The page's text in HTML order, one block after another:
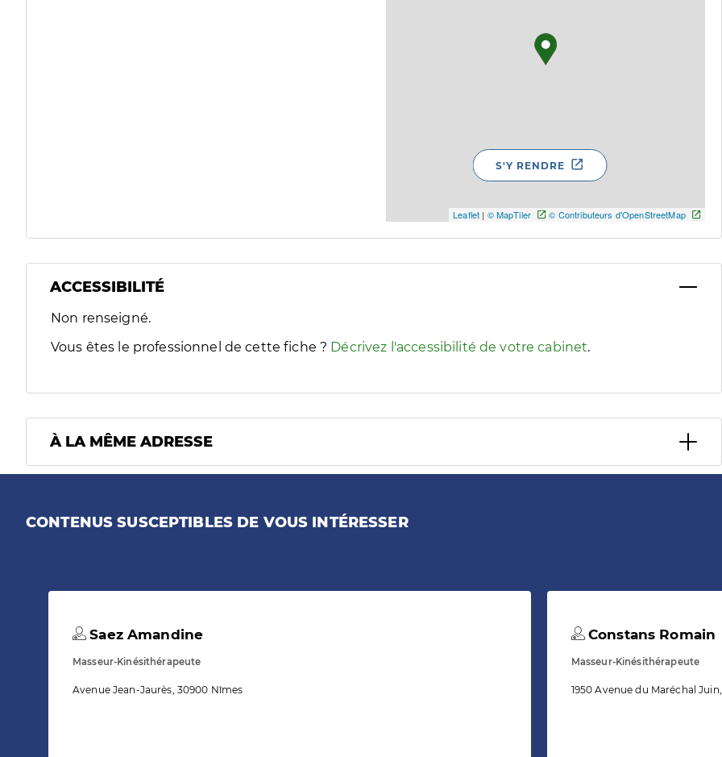
Leaflet | © MapTiler © Contributeurs d'OpenStreetMap
S'Y RENDRE
ACCESSIBILITÉ
Filtres
Sélectionnez un ou plusieurs handicaps/besoins spécifiques pour afficher les informations d'accessibilité associées
Non renseigné.
Vous êtes le professionnel de cette fiche ? Décrivez l'accessibilité de votre cabinet.
À LA MÊME ADRESSE
CONTENUS SUSCEPTIBLES DE VOUS INTÉRESSER
Saez Amandine
Masseur-Kinésithérapeute
Avenue Jean-Jaurès, 30900 Nîmes
Constans Romain
Masseur-Kinésithérapeute
1950 Avenue du Maréchal